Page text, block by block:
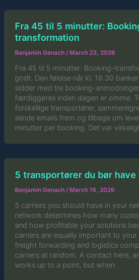
Fra 45 til 5 minutter:
transformation
Benjamin Genach / March 23, 2026
Fra 45 til 5 minutter: Booking-
godt. Den følelse når kl. 16.30
sidder med tre booking-
færdiggøres inden dagen er omme.
forskellige transportører,
sende emails frem og tilbage om
minutter per booking. Det var
5 transportører du bør
Benjamin Genach / March 16, 2026
5 carriers you should have in your
network determines how many
and how profitable your solutions
carriers are equally important to your
freight forwarding and logistics
carriers at random. A contact here,
works up to a point, but when